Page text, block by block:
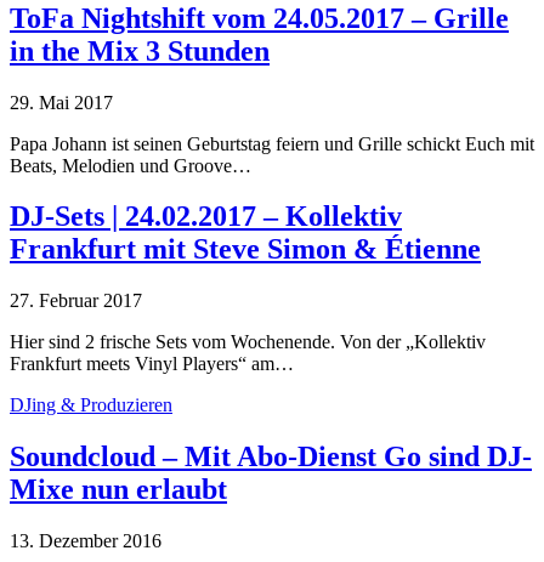
ToFa Nightshift vom 24.05.2017 – Grille
in the Mix 3 Stunden
29. Mai 2017
Papa Johann ist seinen Geburtstag feiern und Grille schickt Euch mit
Beats, Melodien und Groove…
DJ-Sets | 24.02.2017 – Kollektiv
Frankfurt mit Steve Simon & Étienne
27. Februar 2017
Hier sind 2 frische Sets vom Wochenende. Von der „Kollektiv
Frankfurt meets Vinyl Players“ am…
DJing & Produzieren
Soundcloud – Mit Abo-Dienst Go sind DJ-
Mixe nun erlaubt
13. Dezember 2016